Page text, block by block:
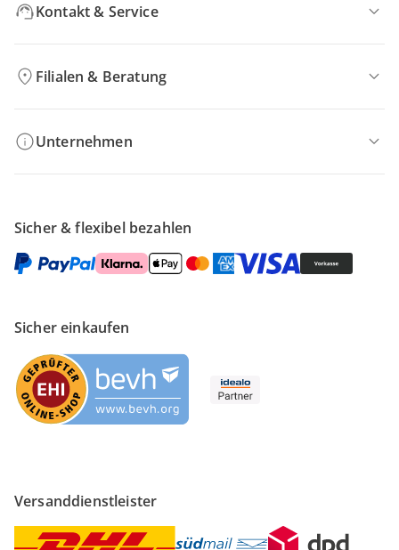
Kontakt & Service
Filialen & Beratung
Unternehmen
Sicher & flexibel bezahlen
Sicher einkaufen
Versanddienstleister